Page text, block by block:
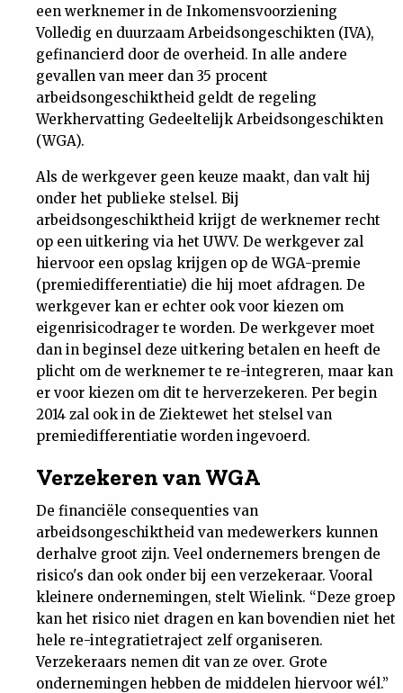
een werknemer in de Inkomensvoorziening
Volledig en duurzaam Arbeidsongeschikten (IVA),
gefinancierd door de overheid. In alle andere
gevallen van meer dan 35 procent
arbeidsongeschiktheid geldt de regeling
Werkhervatting Gedeeltelijk Arbeidsongeschikten
(WGA).
Als de werkgever geen keuze maakt, dan valt hij
onder het publieke stelsel. Bij
arbeidsongeschiktheid krijgt de werknemer recht
op een uitkering via het UWV. De werkgever zal
hiervoor een opslag krijgen op de WGA-premie
(premiedifferentiatie) die hij moet afdragen. De
werkgever kan er echter ook voor kiezen om
eigenrisicodrager te worden. De werkgever moet
dan in beginsel deze uitkering betalen en heeft de
plicht om de werknemer te re-integreren, maar kan
er voor kiezen om dit te herverzekeren. Per begin
2014 zal ook in de Ziektewet het stelsel van
premiedifferentiatie worden ingevoerd.
Verzekeren van WGA
De financiële consequenties van
arbeidsongeschiktheid van medewerkers kunnen
derhalve groot zijn. Veel ondernemers brengen de
risico's dan ook onder bij een verzekeraar. Vooral
kleinere ondernemingen, stelt Wielink. “Deze groep
kan het risico niet dragen en kan bovendien niet het
hele re-integratietraject zelf organiseren.
Verzekeraars nemen dit van ze over. Grote
ondernemingen hebben de middelen hiervoor wél.”